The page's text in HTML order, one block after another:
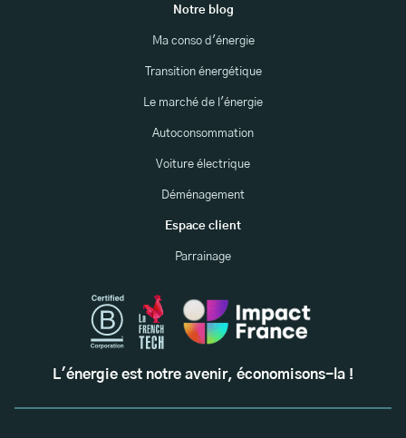
Notre blog
Ma conso d'énergie
Transition énergétique
Le marché de l'énergie
Autoconsommation
Voiture électrique
Déménagement
Espace client
Parrainage
L'énergie est notre avenir, économisons-la !